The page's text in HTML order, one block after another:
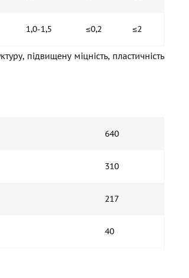
1,0-1,5 ≤0,2 ≤2
підвищену міцність, пластичність
640
310
217
40